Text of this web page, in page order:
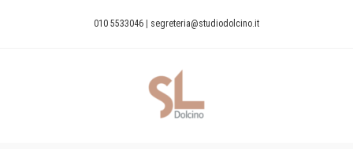
010 5533046 segreteria@studiodolcino.it